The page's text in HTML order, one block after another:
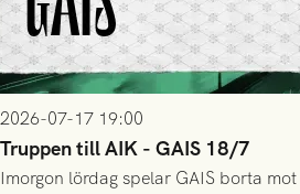
2026-07-17 19:00
Truppen till AIK - GAIS 18/7
Imorgon lördag spelar GAIS borta